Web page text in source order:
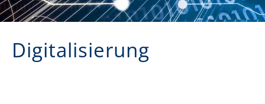
Digitalisierung